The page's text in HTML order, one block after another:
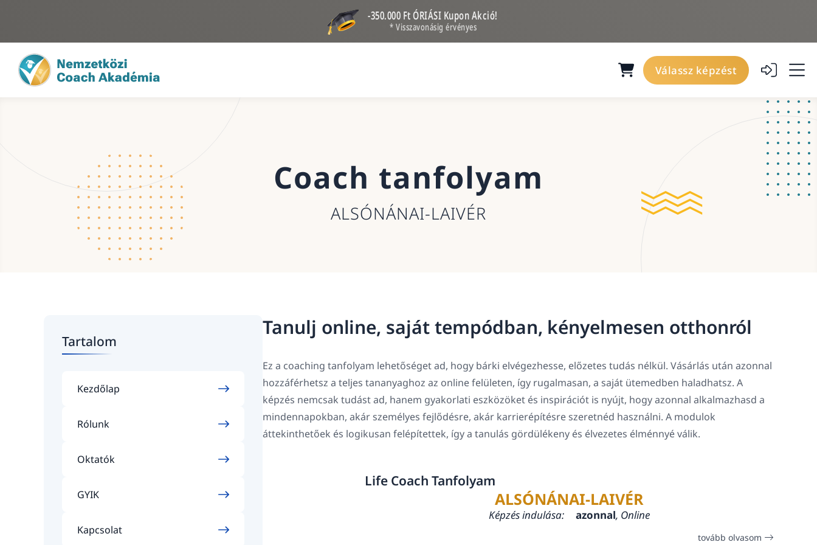
-350.000 Ft ÓRIÁSI Kupon Akció!
* Visszavonásig érvényes
Válassz képzést
Coach tanfolyam
ALSÓNÁNAI-LAIVÉR
Tartalom
Kezdőlap
Rólunk
Oktatók
GYIK
Kapcsolat
Tanulj online, saját tempódban, kényelmesen otthonról
Ez a coaching tanfolyam lehetőséget ad, hogy bárki elvégezhesse, előzetes tudás nélkül. Vásárlás után azonnal
hozzáférhetsz a teljes tananyaghoz az online felületen, így rugalmasan, a saját ütemedben haladhatsz. A
képzés nemcsak tudást ad, hanem gyakorlati eszközöket és inspirációt is nyújt, hogy azonnal alkalmazhasd a
mindennapokban, akár személyes fejlődésre, akár karrierépítésre szeretnéd használni. A modulok
áttekinthetőek és logikusan felépítettek, így a tanulás gördülékeny és élvezetes élménnyé válik.
Life Coach Tanfolyam
ALSÓNÁNAI-LAIVÉR
Képzés indulása: azonnal, Online
tovább olvasom